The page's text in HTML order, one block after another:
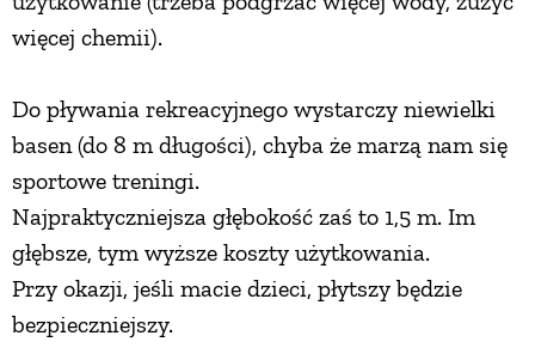
więcej chemii).
Do pływania rekreacyjnego wystarczy niewielki
basen (do 8 m długości), chyba że marzą nam się
sportowe treningi.
Najpraktyczniejsza głębokość zaś to 1,5 m. Im
głębsze, tym wyższe koszty użytkowania.
Przy okazji, jeśli macie dzieci, płytszy będzie
bezpieczniejszy.